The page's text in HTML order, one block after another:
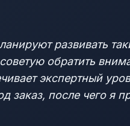
развивать
обратить
экспертный
заказ, после чего я